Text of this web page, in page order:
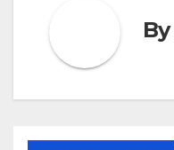
By